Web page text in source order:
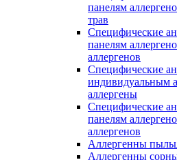
панелям
трав
Специфические
панелям
аллергенов
Специфические
индивидуальным
аллергены
Специфические
панелям
аллергенов
Аллергенны
Аллергенны